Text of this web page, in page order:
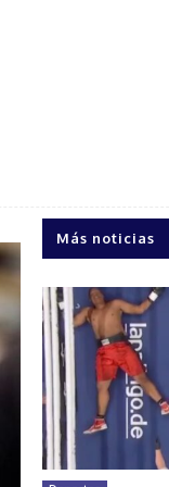
Más noticias